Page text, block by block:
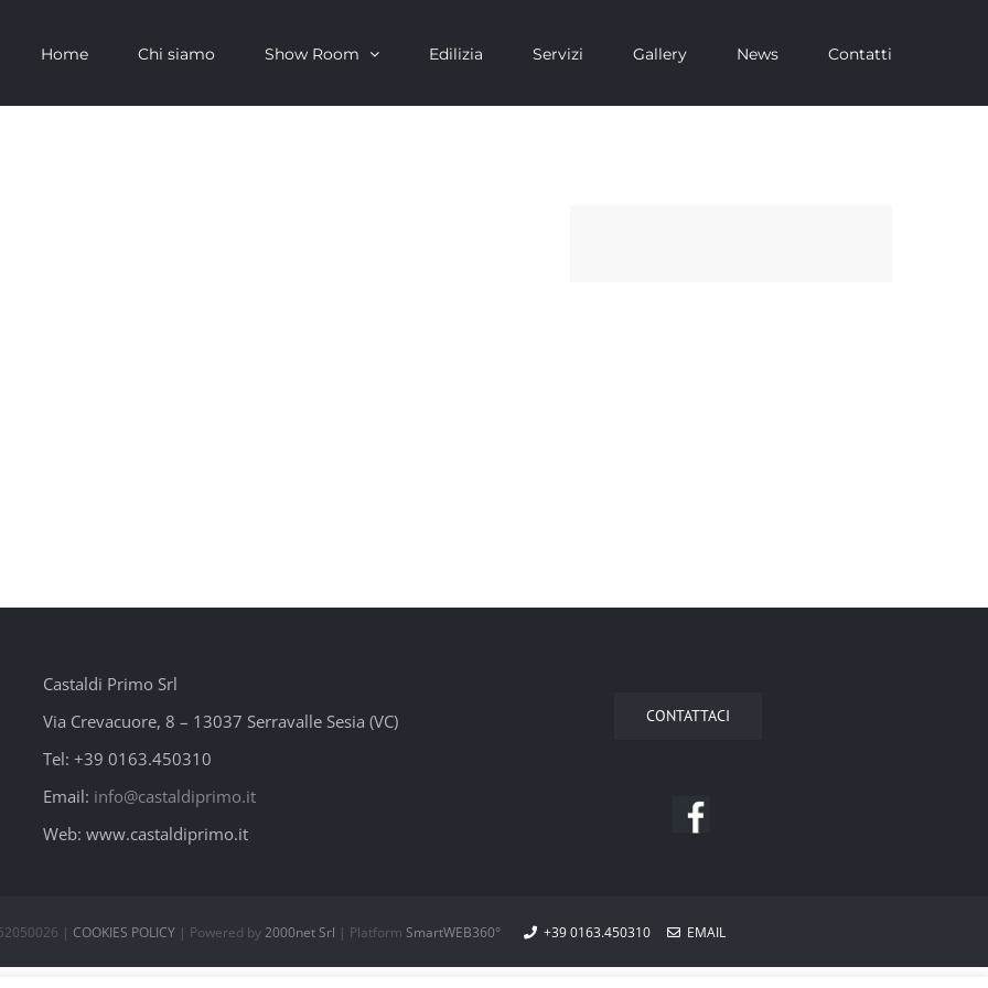
Home Chi siamo Show Room Edilizia Servizi Gallery News Contatti
Castaldi Primo Srl
Via Crevacuore, 8 – 13037 Serravalle Sesia (VC)
Tel: +39 0163.450310
Email: info@castaldiprimo.it
Web: www.castaldiprimo.it
CONTATTACI
| COOKIES POLICY | Powered by2000net Srl | Platform SmartWEB360° +39 0163.450310 EMAIL